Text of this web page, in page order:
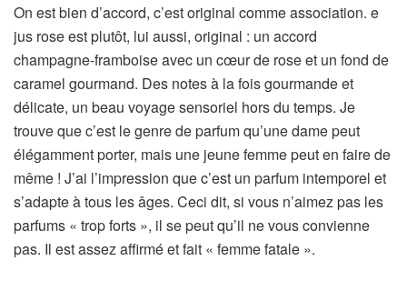
On est bien d’accord, c’est original comme association. e
jus rose est plutôt, lui aussi, original : un accord
champagne-framboise avec un cœur de rose et un fond de
caramel gourmand. Des notes à la fois gourmande et
délicate, un beau voyage sensoriel hors du temps. Je
trouve que c’est le genre de parfum qu’une dame peut
élégamment porter, mais une jeune femme peut en faire de
même ! J’ai l’impression que c’est un parfum intemporel et
s’adapte à tous les âges. Ceci dit, si vous n’aimez pas les
parfums « trop forts », il se peut qu’il ne vous convienne
pas. Il est assez affirmé et fait « femme fatale ».